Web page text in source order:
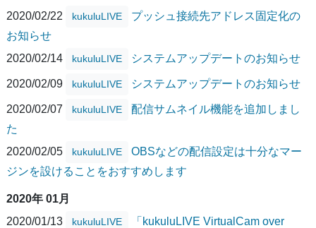
2020/02/22
kukuluLIVE
プッシュ接続先アドレス固定化の
お知らせ
2020/02/14
kukuluLIVE システムアップデートのお知らせ
2020/02/09 kukuluLIVE システムアップデートのお知らせ
2020/02/07 kukuluLIVE
配信サムネイル機能を追加しまし
た
2020/02/05
kukuluLIVE
OBSなどの配信設定は十分なマー
ジンを設けることをおすすめします
2020年 01月
2020/01/13
kukuluLIVE
「kukuluLIVE VirtualCam over